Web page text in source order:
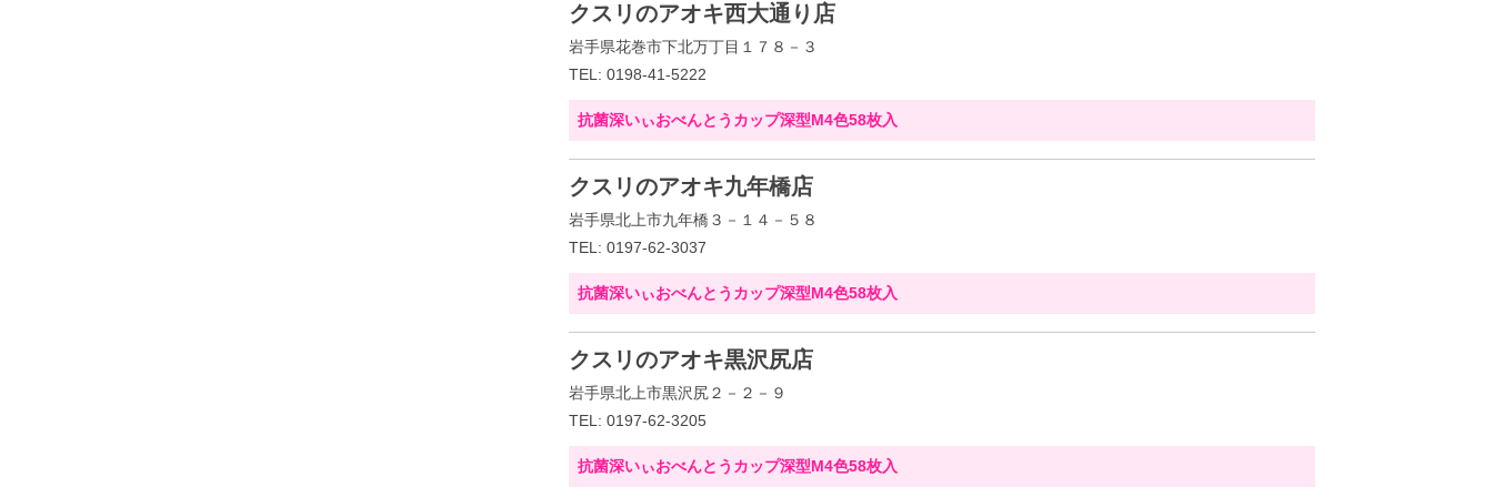
クスリのアオキ西大通り店
岩手県花巻市下北万丁目１７８－３
TEL: 0198-41-5222
抗菌深いぃおべんとうカップ深型M4色58枚入
クスリのアオキ九年橋店
岩手県北上市九年橋３－１４－５８
TEL: 0197-62-3037
抗菌深いぃおべんとうカップ深型M4色58枚入
クスリのアオキ黒沢尻店
岩手県北上市黒沢尻２－２－９
TEL: 0197-62-3205
抗菌深いぃおべんとうカップ深型M4色58枚入